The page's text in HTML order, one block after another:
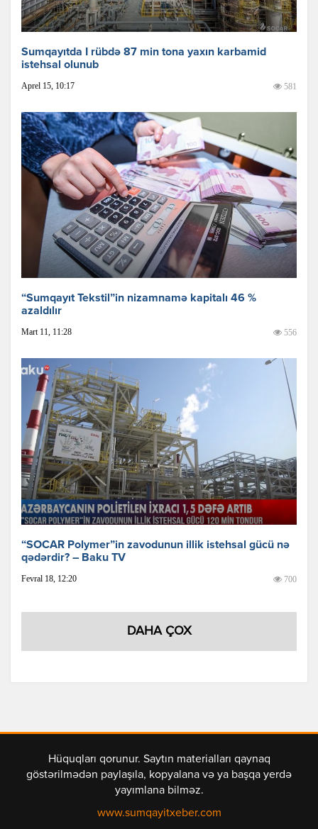
Sumqayıtda I rübdə 87 min tona yaxın karbamid
istehsal olunub
Aprel 15, 10:17 581
“Sumqayıt Tekstil”in nizamnamə kapitalı 46 %
azaldılır
Mart 11, 11:28 556
“SOCAR Polymer”in zavodunun illik istehsal gücü nə
qədərdir? – Baku TV
Fevral 18, 12:20 700
DAHA ÇOX
Hüquqları qorunur. Saytın materialları qaynaq
göstərilmədən paylaşıla, kopyalana və ya başqa yerdə
yayımlana bilməz.
www.sumqayitxeber.com